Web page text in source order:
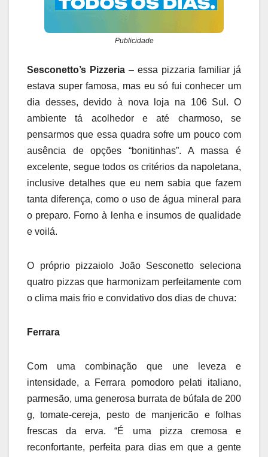
Publicidade
Sesconetto’s Pizzeria – essa pizzaria familiar já
estava super famosa, mas eu só fui conhecer um
dia desses, devido à nova loja na 106 Sul. O
ambiente tá acolhedor e até charmoso, se
pensarmos que essa quadra sofre um pouco com
ausência de opções “bonitinhas”. A massa é
excelente, segue todos os critérios da napoletana,
inclusive detalhes que eu nem sabia que fazem
tanta diferença, como o uso de água mineral para
o preparo. Forno à lenha e insumos de qualidade
e voilá.
O próprio pizzaiolo João Sesconetto seleciona
quatro pizzas que harmonizam perfeitamente com
o clima mais frio e convidativo dos dias de chuva:
Ferrara
Com uma combinação que une leveza e
intensidade, a Ferrara pomodoro pelati italiano,
parmesão, uma generosa burrata de búfala de 200
g, tomate-cereja, pesto de manjericão e folhas
frescas da erva. “É uma pizza cremosa e
reconfortante, perfeita para dias em que a gente